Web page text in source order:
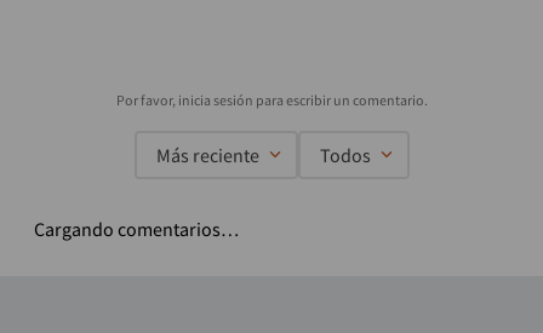
Más reciente Todos
Cargando comentarios…